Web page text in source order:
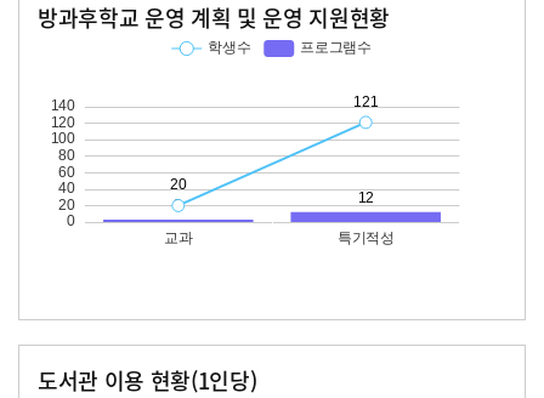
방과후학교 운영 계획 및 운영 지원현황
도서관 이용 현황(1인당)